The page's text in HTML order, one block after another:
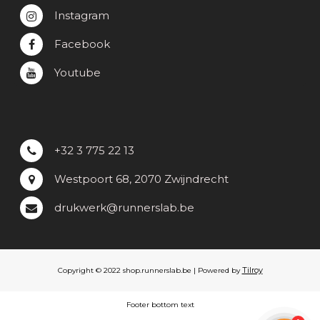
Instagram
Facebook
Youtube
+32 3 775 22 13
Westpoort 68, 2070 Zwijndrecht
drukwerk@runnerslab.be
Copyright © 2022 shop.runnerslab.be | Powered byTilroy
Footer bottom text